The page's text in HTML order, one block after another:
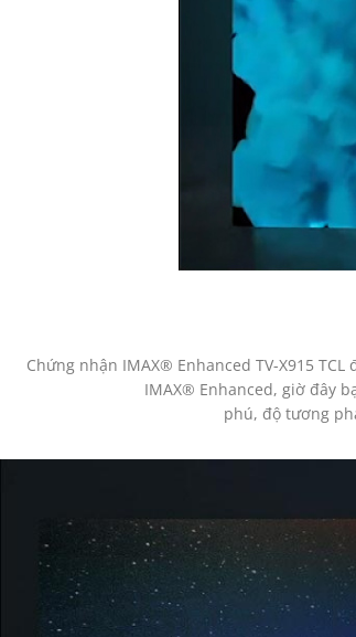
Chứng nhận IMAX® Enhanced TV-X915
IMAX® Enhanced, giờ đây
phú, độ tương